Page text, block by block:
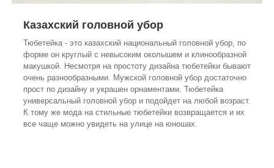
Казахский головной убор
Тюбетейка - это казахский национальный головной убор, по
форме он круглый с невысоким околышем и клинообразной
макушкой. Несмотря на простоту дизайна тюбетейки бывают
очень разнообразными. Мужской головной убор достаточно
прост по дизайну и украшен орнаментами. Тюбетейка
универсальный головной убор и подойдет на любой возраст.
К тому же мода на стильные тюбетейки возвращается и их
все чаще можно увидеть на улице на юношах.